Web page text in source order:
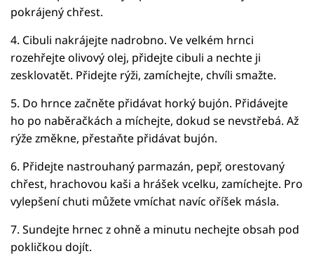
pokrájený chřest.
4. Cibuli nakrájejte nadrobno. Ve velkém hrnci
rozehřejte olivový olej, přidejte cibuli a nechte ji
zesklovatět. Přidejte rýži, zamíchejte, chvíli smažte.
5. Do hrnce začněte přidávat horký bujón. Přidávejte
ho po naběračkách a míchejte, dokud se nevstřebá. Až
rýže změkne, přestaňte přidávat bujón.
6. Přidejte nastrouhaný parmazán, pepř, orestovaný
chřest, hrachovou kaši a hrášek vcelku, zamíchejte. Pro
vylepšení chuti můžete vmíchat navíc oříšek másla.
7. Sundejte hrnec z ohně a minutu nechejte obsah pod
pokličkou dojít.